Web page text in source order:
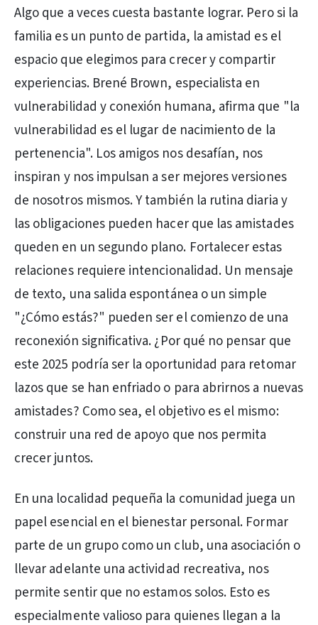
Algo que a veces cuesta bastante lograr. Pero si la
familia es un punto de partida, la amistad es el
espacio que elegimos para crecer y compartir
experiencias. Brené Brown, especialista en
vulnerabilidad y conexión humana, afirma que "la
vulnerabilidad es el lugar de nacimiento de la
pertenencia". Los amigos nos desafían, nos
inspiran y nos impulsan a ser mejores versiones
de nosotros mismos. Y también la rutina diaria y
las obligaciones pueden hacer que las amistades
queden en un segundo plano. Fortalecer estas
relaciones requiere intencionalidad. Un mensaje
de texto, una salida espontánea o un simple
"¿Cómo estás?" pueden ser el comienzo de una
reconexión significativa. ¿Por qué no pensar que
este 2025 podría ser la oportunidad para retomar
lazos que se han enfriado o para abrirnos a nuevas
amistades? Como sea, el objetivo es el mismo:
construir una red de apoyo que nos permita
crecer juntos.
En una localidad pequeña la comunidad juega un
papel esencial en el bienestar personal. Formar
parte de un grupo como un club, una asociación o
llevar adelante una actividad recreativa, nos
permite sentir que no estamos solos. Esto es
especialmente valioso para quienes llegan a la